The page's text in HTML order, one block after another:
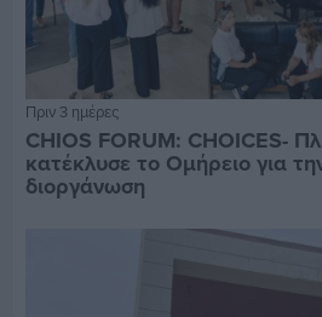
Πριν 3 ημέρες
CHIOS FORUM: CHOICES-
κατέκλυσε το Ομήρειο για
διοργάνωση